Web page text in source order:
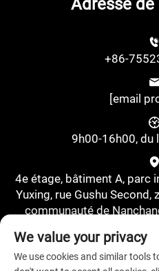
Adresse de
+86-
[email
9h00-16h00, du
4e étage, bâtiment A, parc
Yuxing, rue Gushu
communauté de
Bao'an, Shenzhen, Chine.,
We value your privacy
We use cookies and similar tools